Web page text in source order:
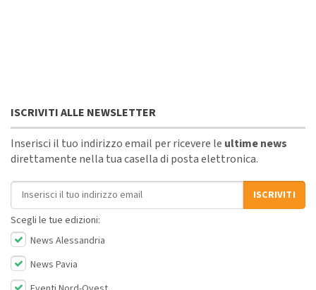
ISCRIVITI ALLE NEWSLETTER
Inserisci il tuo indirizzo email per ricevere le ultime news
direttamente nella tua casella di posta elettronica.
Indirizzo email
ISCRIVITI
Scegli le tue edizioni:
News Alessandria
News Pavia